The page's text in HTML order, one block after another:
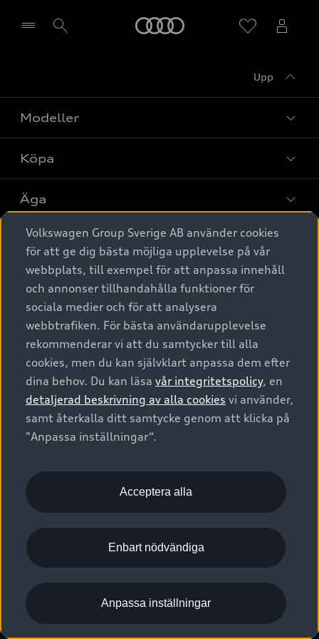
Upp
Modeller
Alla modeller
Elbilar
A6 modellerna
SUV
Avant
Audi Sport
Köpa
Privaterbjudanden
Privatleasing
Nya bilar i lager
Begagnade bilar i lager
Audi approved :plus - så gott som nya
Finansiering
Audi exclusive
Provkörning
Äga
Service & tillbehör
Audi digital services
Originaltillbehör - köp online
Garantier
Försäkring
Digitala manualer för din Audi
Audi Collection – livsstilsartiklar
Vanliga frågor
2G/3G nätet stängs ned - Hur påverkas min bil av detta?
Tjänstebil
Tjänstebil
Business lease online
Företagsleasing
Om Audi Sverige
Kontakta oss
Audi Återförsäljare/-serviceverkstad
myAudi
Pressmeddelanden
Nyhetsbrev
Vårt hållbarhetsarbete
Lediga tjänster huvudkontor
Lediga tjänster hos Audi Återförsäljare
Kommentar till mediauppgifter om dataläcka
© 2026 AUDI SVERIGE. All Rights Reserved.
Utgivare Juridiskt
Juridiskt Audi AG
Juridiskt Audi Digital Giveaway
Anpassa inställningar för cookies
Visselblåsarkanaler
Volkswagen Group Sverige AB använder cookies
för att ge dig bästa möjliga upplevelse på vår
webbplats, till exempel för att anpassa innehåll
och annonser tillhandahålla funktioner för
sociala medier och för att analysera
webbtrafiken. För bästa användarupplevelse
rekommenderar vi att du samtycker till alla
cookies, men du kan självklart anpassa dem efter
dina behov. Du kan läsa vår integritetspolicy, en
detaljerad beskrivning av alla cookies vi använder,
samt återkalla ditt samtycke genom att klicka på
"Anpassa inställningar“.
Acceptera alla
Enbart nödvändiga
Anpassa inställningar